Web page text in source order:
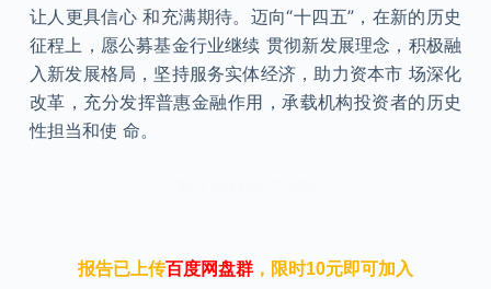
让人更具信心 和充满期待。迈向“十四五”，在新的历史
征程上，愿公募基金行业继续 贯彻新发展理念，积极融
入新发展格局，坚持服务实体经济，助力资本市 场深化
改革，充分发挥普惠金融作用，承载机构投资者的历史
性担当和使 命。
报告已上传百度网盘群，限时10元即可加入